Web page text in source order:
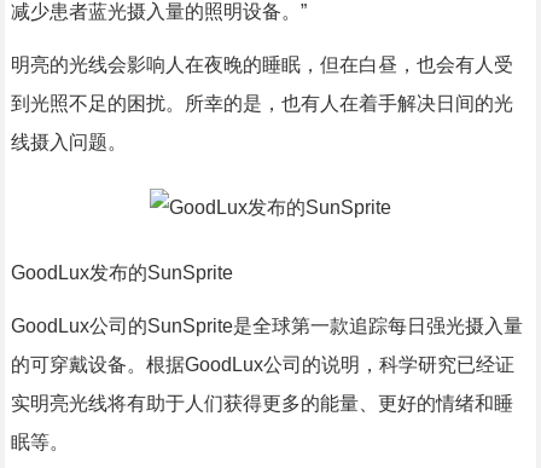
减少患者蓝光摄入量的照明设备。”
明亮的光线会影响人在夜晚的睡眠，但在白昼，也会有人受
到光照不足的困扰。所幸的是，也有人在着手解决日间的光
线摄入问题。
GoodLux发布的SunSprite
GoodLux公司的SunSprite是全球第一款追踪每日强光摄入量
的可穿戴设备。根据GoodLux公司的说明，科学研究已经证
实明亮光线将有助于人们获得更多的能量、更好的情绪和睡
眠等。